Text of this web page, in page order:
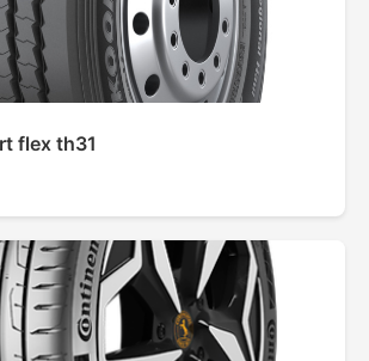
flex th31